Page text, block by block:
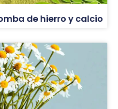
de hierro y calcio